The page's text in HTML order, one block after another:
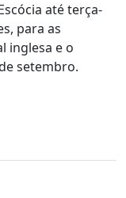
até terça-
para as
inglesa e o
setembro.